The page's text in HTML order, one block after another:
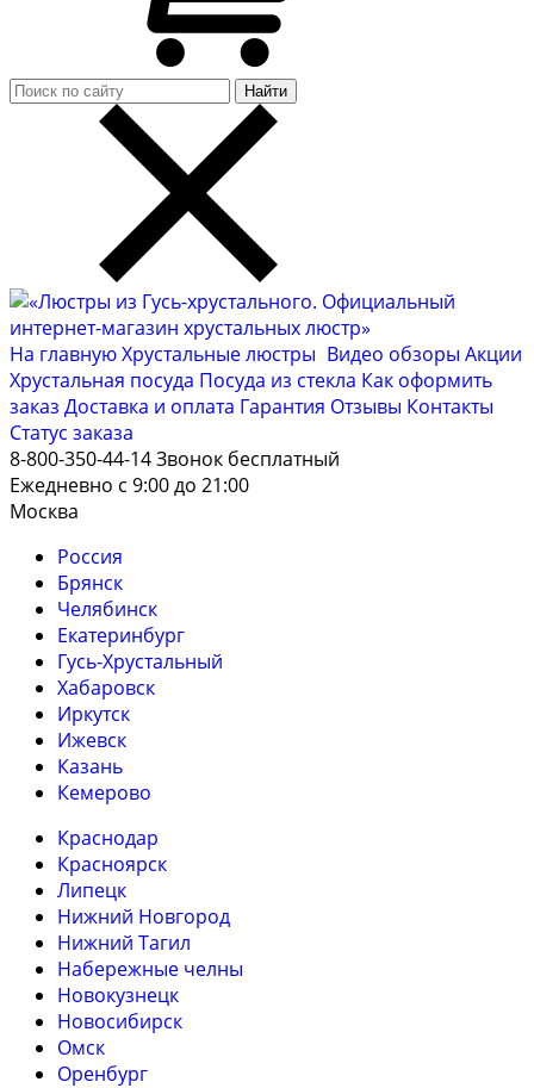
Найти
На главнуюХрустальные люстры Видео обзоры Акции
Хрустальная посуда Посуда из стекла Как оформить
заказ Доставка и оплата Гарантия Отзывы Контакты
Cтатус заказа
8-800-350-44-14Звонок бесплатный
Ежедневно с 9:00 до 21:00
Москва
Россия
Брянск
Челябинск
Екатеринбург
Гусь-Хрустальный
Хабаровск
Иркутск
Ижевск
Казань
Кемерово
Краснодар
Красноярск
Липецк
Нижний Новгород
Нижний Тагил
Набережные челны
Новокузнецк
Новосибирск
Омск
Оренбург